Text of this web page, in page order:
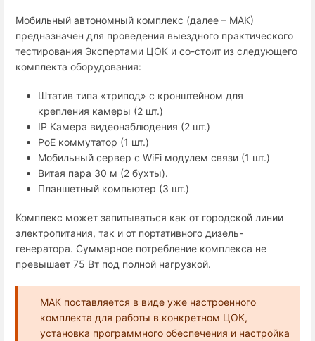
Мобильный автономный комплекс (далее – МАК)
предназначен для проведения выездного практического
тестирования Экспертами ЦОК и со-стоит из следующего
комплекта оборудования:
Штатив типа «трипод» с кронштейном для
крепления камеры (2 шт.)
IP Камера видеонаблюдения (2 шт.)
PoE коммутатор (1 шт.)
Мобильный сервер с WiFi модулем связи (1 шт.)
Витая пара 30 м (2 бухты).
Планшетный компьютер (3 шт.)
Комплекс может запитываться как от городской линии
электропитания, так и от портативного дизель-
генератора. Суммарное потребление комплекса не
превышает 75 Вт под полной нагрузкой.
МАК поставляется в виде уже настроенного
комплекта для работы в конкретном ЦОК,
установка программного обеспечения и настройка